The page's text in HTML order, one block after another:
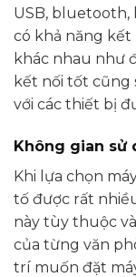
USB, bluetooth,
có khả năng
khác nhau như
kết nối tốt cũng
với các thiết bị
Không gian sử
Khi lựa chọn
tố được rất
này tùy thuộc
của từng văn
trí muốn đặt